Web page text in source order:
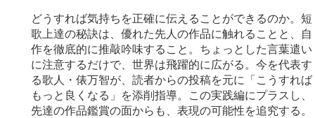
どうすれば気持ちを正確に伝えることができるのか。短
歌上達の秘訣は、優れた先人の作品に触れることと、自
作を徹底的に推敲吟味すること。ちょっとした言葉遣い
に注意するだけで、世界は飛躍的に広がる。今を代表す
る歌人・俵万智が、読者からの投稿を元に「こうすれば
もっと良くなる」を添削指導。この実践編にプラスし、
先達の作品鑑賞の面からも、表現の可能性を追究する。